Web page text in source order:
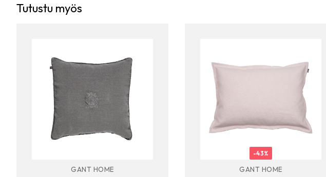
Tutustu myös
GANT HOME
-43%
GANT HOME